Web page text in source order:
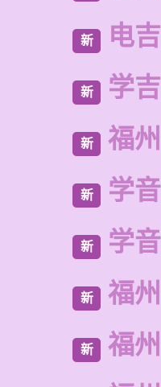
新 电
新 学
新 福
新 学
新 学
新 福
新
福